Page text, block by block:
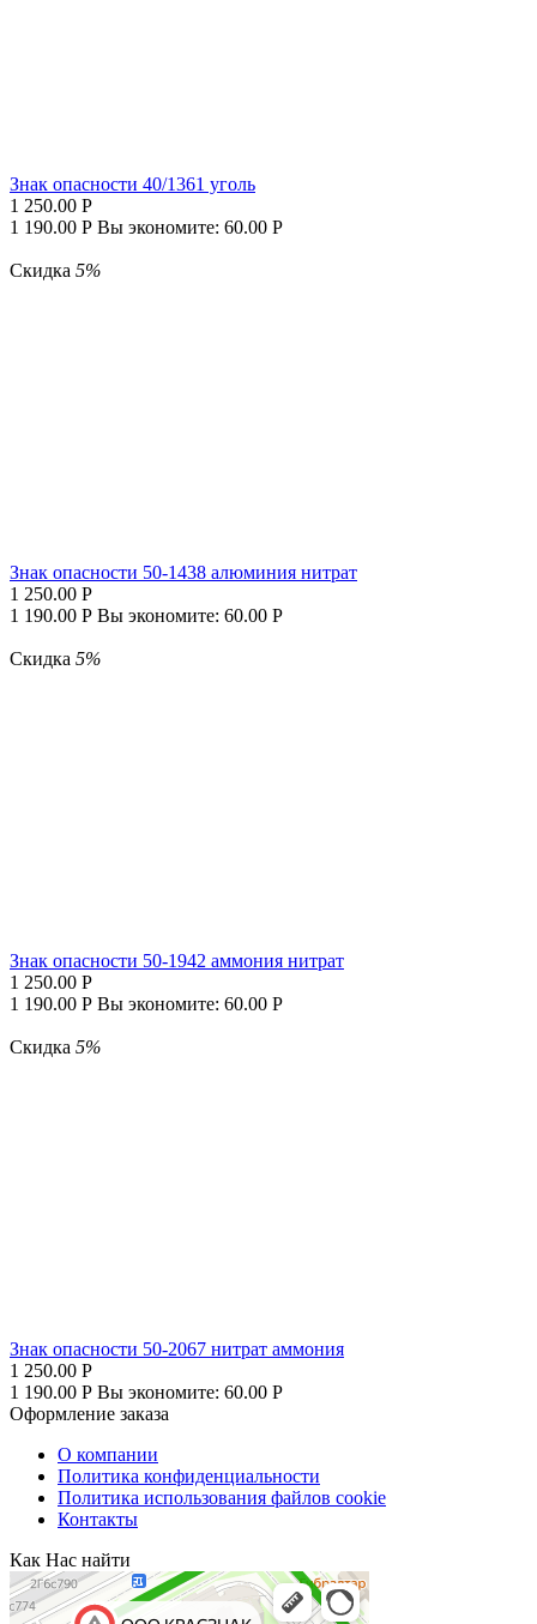
Знак опасности 40/1361 уголь
1 250.00 Р
1 190.00 Р Вы экономите: 60.00 Р
Скидка 5%
Знак опасности 50-1438 алюминия нитрат
1 250.00 Р
1 190.00 Р Вы экономите: 60.00 Р
Скидка 5%
Знак опасности 50-1942 аммония нитрат
1 250.00 Р
1 190.00 Р Вы экономите: 60.00 Р
Скидка 5%
Знак опасности 50-2067 нитрат аммония
1 250.00 Р
1 190.00 Р Вы экономите: 60.00 Р
Оформление заказа
О компании
Политика конфиденциальности
Политика использования файлов cookie
Контакты
Как Нас найти